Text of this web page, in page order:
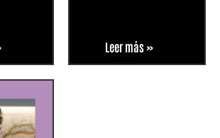
Leer más »